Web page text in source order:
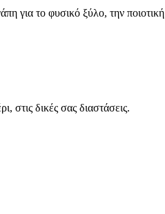
για το φυσικό ξύλο, την
στις δικές σας διαστάσεις.